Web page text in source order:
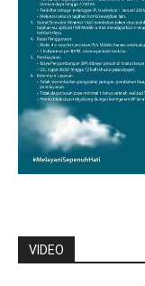
VIDEO